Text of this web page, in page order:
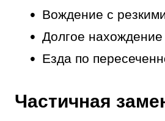
Вождение с
Долгое
Езда по
Частичная